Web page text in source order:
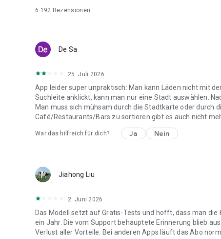
6.192 Rezensionen
De Sa
25. Juli 2026
App leider super unpraktisch: Man kann Läden nicht mit
Suchleite anklickt, kann man nur eine Stadt auswählen.
Man muss sich mühsam durch die Stadtkarte oder durch
Café/Restaurants/Bars zu sortieren gibt es auch nicht
War das hilfreich für dich? Ja Nein
Jiahong Liu
2. Juni 2026
Das Modell setzt auf Gratis-Tests und hofft, dass man
ein Jahr. Die vom Support behauptete Erinnerung blieb
Verlust aller Vorteile. Bei anderen Apps läuft das Abo